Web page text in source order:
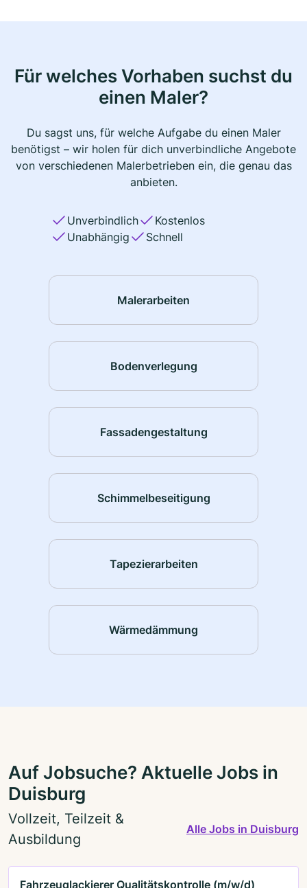
Für welches Vorhaben suchst du
einen Maler?
Du sagst uns, für welche Aufgabe du einen Maler
benötigst – wir holen für dich unverbindliche Angebote
von verschiedenen Malerbetrieben ein, die genau das
anbieten.
Unverbindlich
Kostenlos
Unabhängig
Schnell
Malerarbeiten
Bodenverlegung
Fassadengestaltung
Schimmelbeseitigung
Tapezierarbeiten
Wärmedämmung
Auf Jobsuche? Aktuelle Jobs in
Duisburg
Vollzeit, Teilzeit &
Ausbildung
Alle Jobs in Duisburg
Fahrzeuglackierer Qualitätskontrolle (m/w/d)